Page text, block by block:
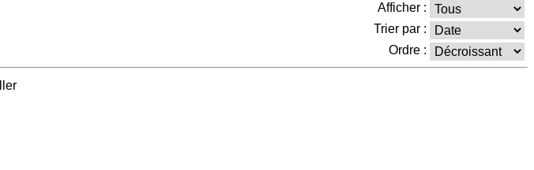
Afficher :
Trier par :
Ordre :